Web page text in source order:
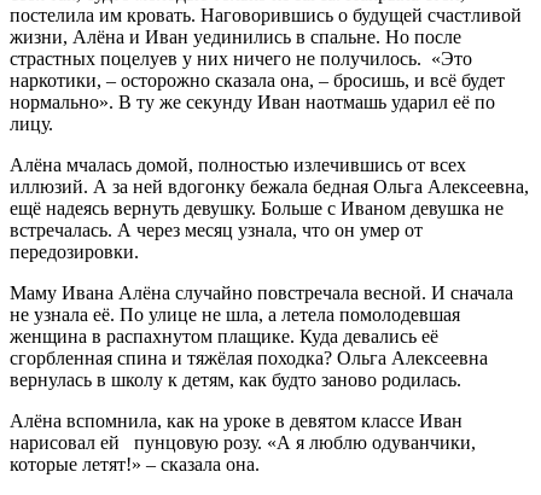
постелила им кровать. Наговорившись о будущей счастливой
жизни, Алёна и Иван уединились в спальне. Но после
страстных поцелуев у них ничего не получилось. «Это
наркотики, – осторожно сказала она, – бросишь, и всё будет
нормально». В ту же секунду Иван наотмашь ударил её по
лицу.
Алёна мчалась домой, полностью излечившись от всех
иллюзий. А за ней вдогонку бежала бедная Ольга Алексеевна,
ещё надеясь вернуть девушку. Больше с Иваном девушка не
встречалась. А через месяц узнала, что он умер от
передозировки.
Маму Ивана Алёна случайно повстречала весной. И сначала
не узнала её. По улице не шла, а летела помолодевшая
женщина в распахнутом плащике. Куда девались её
сгорбленная спина и тяжёлая походка? Ольга Алексеевна
вернулась в школу к детям, как будто заново родилась.
Алёна вспомнила, как на уроке в девятом классе Иван
нарисовал ей пунцовую розу. «А я люблю одуванчики,
которые летят!» – сказала она.